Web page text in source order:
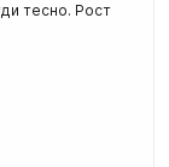
тесно. Рост